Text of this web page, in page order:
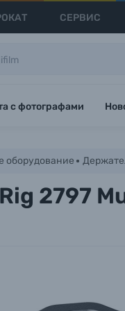
СЕРВИС
с фотографами
оборудование
2797